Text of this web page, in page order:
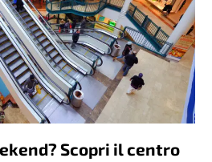
Scopri il centro